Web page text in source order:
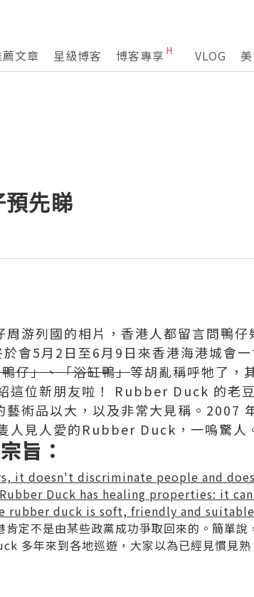
文章 星級博客 博客專享 VLOG
先睇
游列國的相片，香港人都留言問鴨仔
會5月2日至6月9日來香港海港城會
仔」、「浴缸鴨」等胡亂稱呼牠了，
這位新朋友啦！ Rubber Duck 的老
術品以大，以及非常大見稱。2007
見人愛的Rubber Duck，一嗚驚人
旨：
it doesn't discriminate people and
Duck has healing properties: it
rubber duck is soft, friendly and
定不是由某些政黨成功爭取回來的。簡單說
多年來到各地巡遊，大家以為已經見慣見